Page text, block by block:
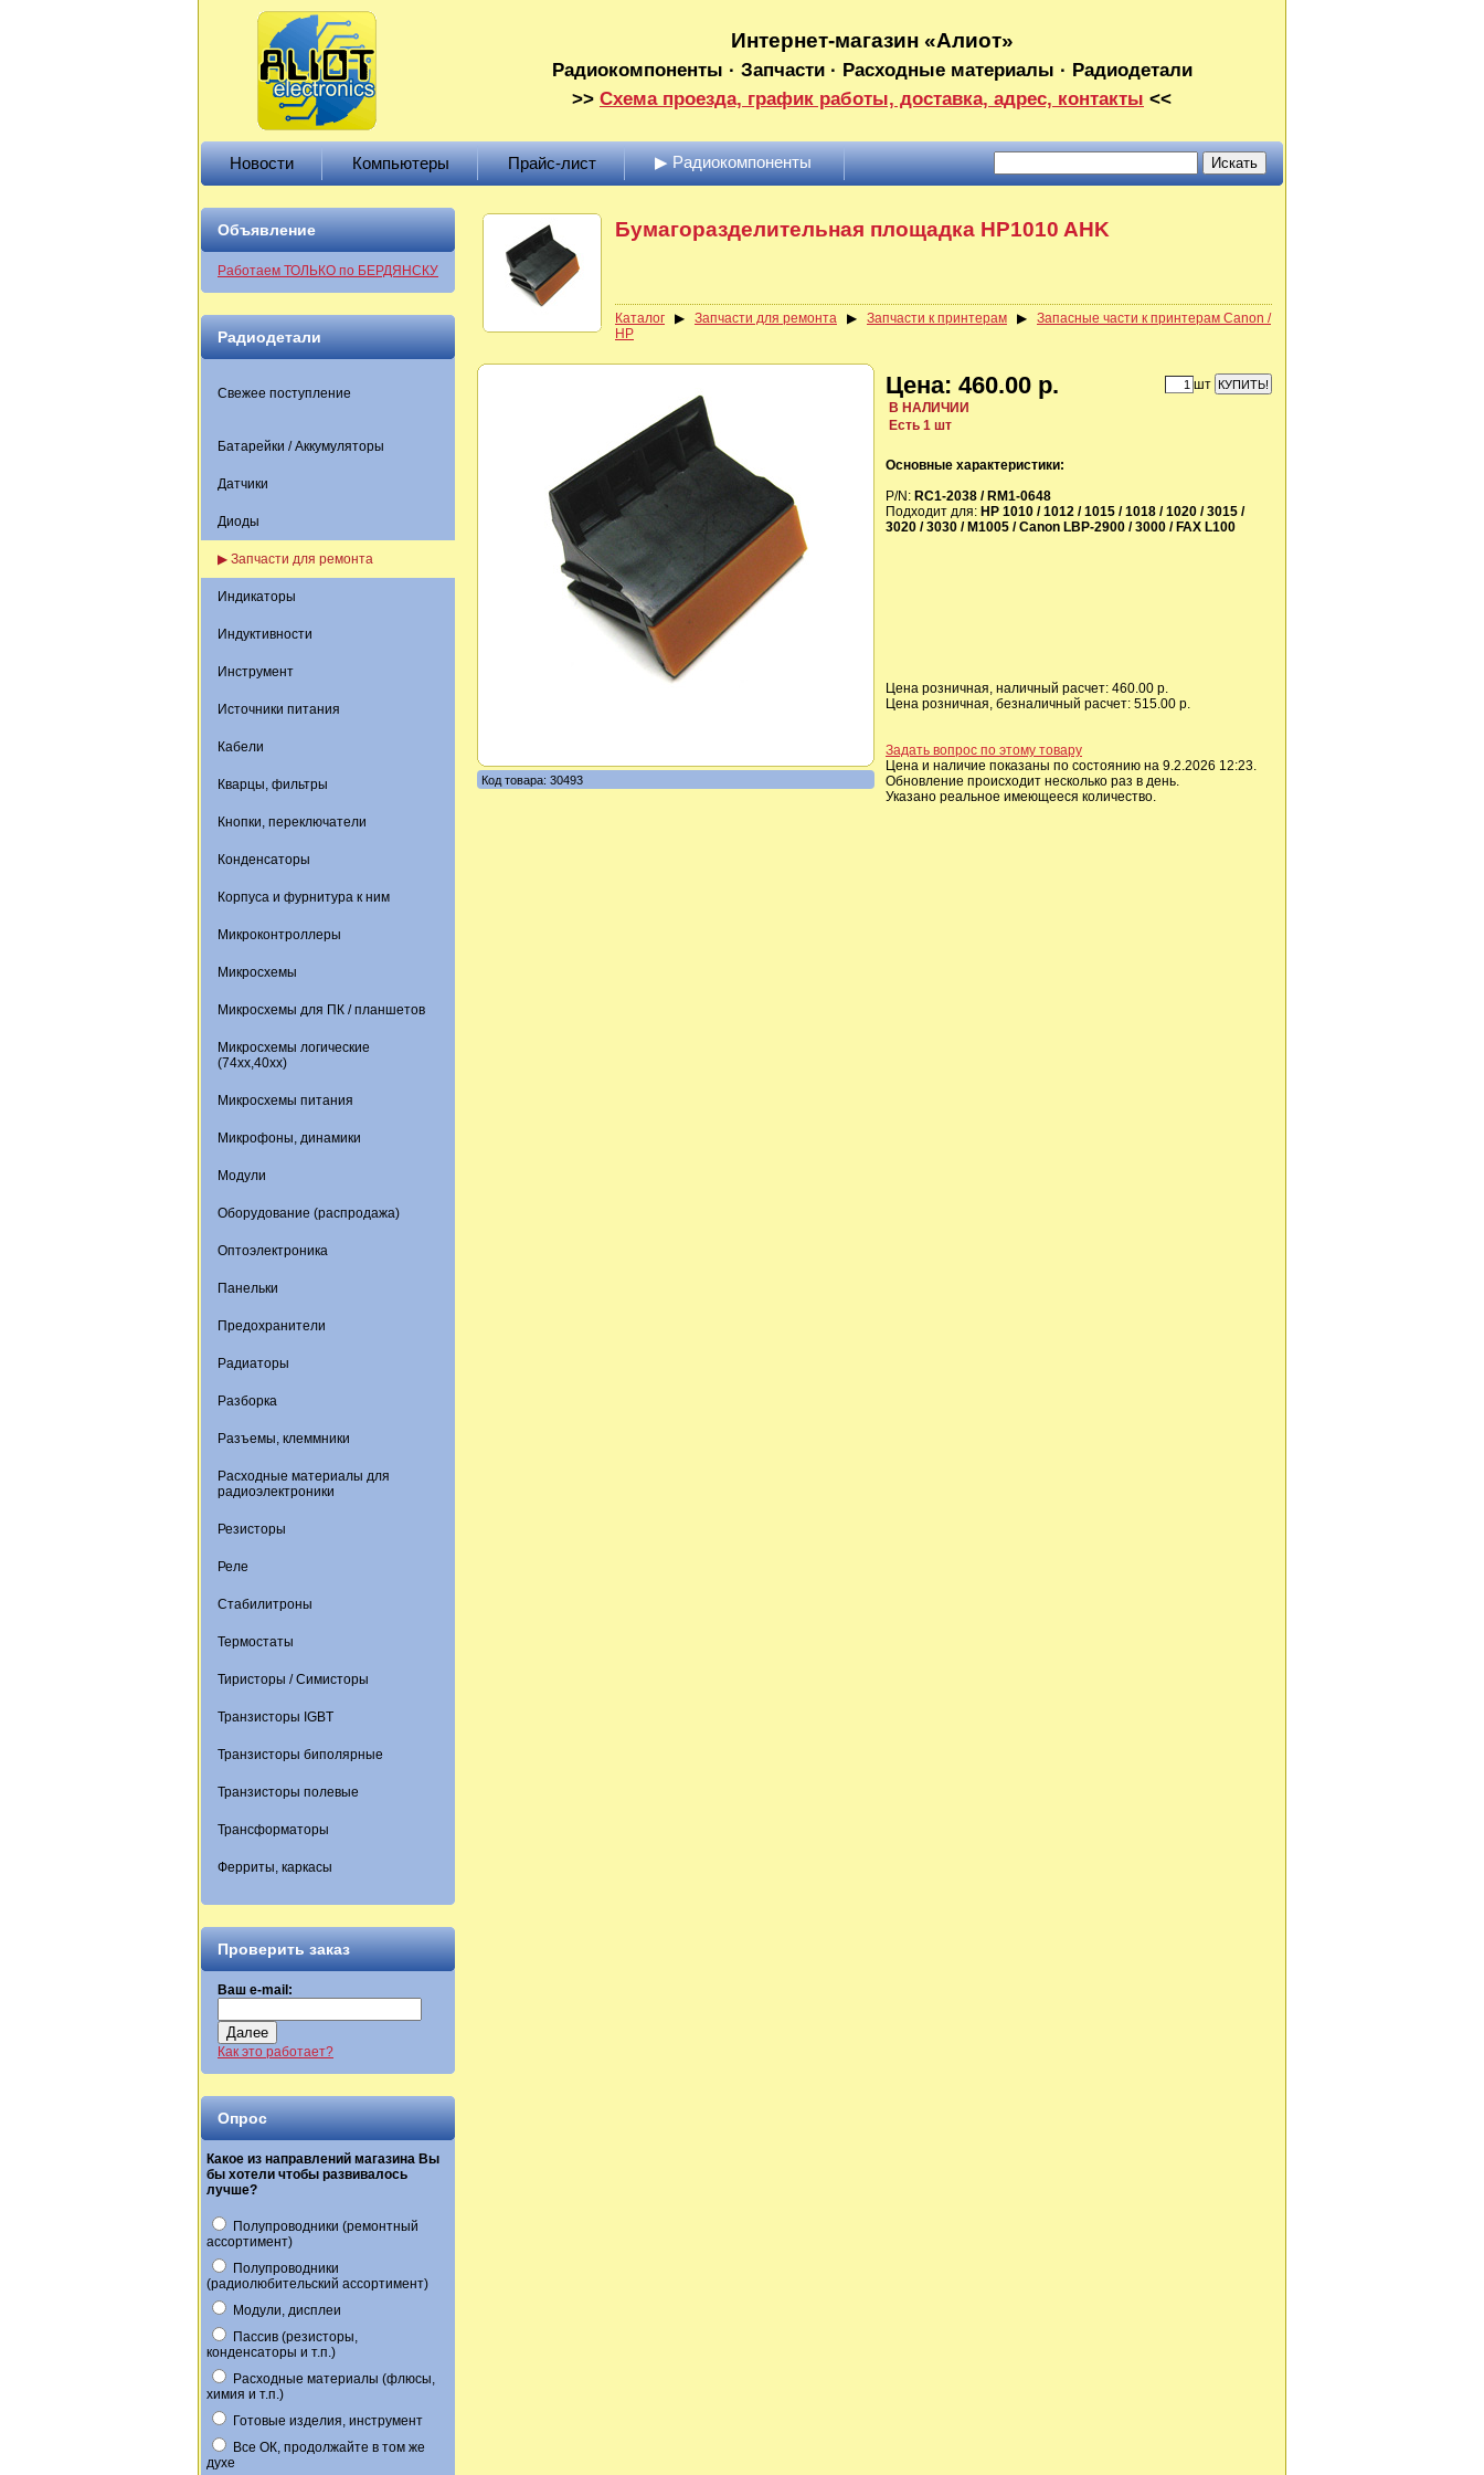
Интернет-магазин «Алиот»
Радиокомпоненты · Запчасти · Расходные материалы · Радиодетали
>> Схема проезда, график работы, доставка, адрес, контакты <<
Новости Компьютеры Прайс-лист ▶ Радиокомпоненты
Объявление
Работаем ТОЛЬКО по БЕРДЯНСКУ
Радиодетали
Свежее поступление
Батарейки / Аккумуляторы
Датчики
Диоды
▶ Запчасти для ремонта
Индикаторы
Индуктивности
Инструмент
Источники питания
Кабели
Кварцы, фильтры
Кнопки, переключатели
Конденсаторы
Корпуса и фурнитура к ним
Микроконтроллеры
Микросхемы
Микросхемы для ПК / планшетов
Микросхемы логические
(74xx,40xx)
Микросхемы питания
Микрофоны, динамики
Модули
Оборудование (распродажа)
Оптоэлектроника
Панельки
Предохранители
Радиаторы
Разборка
Разъемы, клеммники
Расходные материалы для
радиоэлектроники
Резисторы
Реле
Стабилитроны
Термостаты
Тиристоры / Симисторы
Транзисторы IGBT
Транзисторы биполярные
Транзисторы полевые
Трансформаторы
Ферриты, каркасы
Проверить заказ
Ваш e-mail:
Далее
Как это работает?
Опрос
Какое из направлений магазина Вы
бы хотели чтобы развивалось
лучше?
Полупроводники (ремонтный
ассортимент)
Полупроводники
(радиолюбительский ассортимент)
Модули, дисплеи
Пассив (резисторы,
конденсаторы и т.п.)
Расходные материалы (флюсы,
химия и т.п.)
Готовые изделия, инструмент
Все ОК, продолжайте в том же
духе
Бумагоразделительная площадка HP1010 AHK
Каталог ▶ Запчасти для ремонта ▶ Запчасти к принтерам ▶ Запасные части к принтерам Canon /
HP
Код товара: 30493
Цена: 460.00 р.
В НАЛИЧИИ
Есть 1 шт
шт
Основные характеристики:
P/N: RC1-2038 / RM1-0648
Подходит для: HP 1010 / 1012 / 1015 / 1018 / 1020 / 3015 /
3020 / 3030 / M1005 / Canon LBP-2900 / 3000 / FAX L100
Цена розничная, наличный расчет: 460.00 р.
Цена розничная, безналичный расчет: 515.00 р.
Задать вопрос по этому товару
Цена и наличие показаны по состоянию на 9.2.2026 12:23.
Обновление происходит несколько раз в день.
Указано реальное имеющееся количество.